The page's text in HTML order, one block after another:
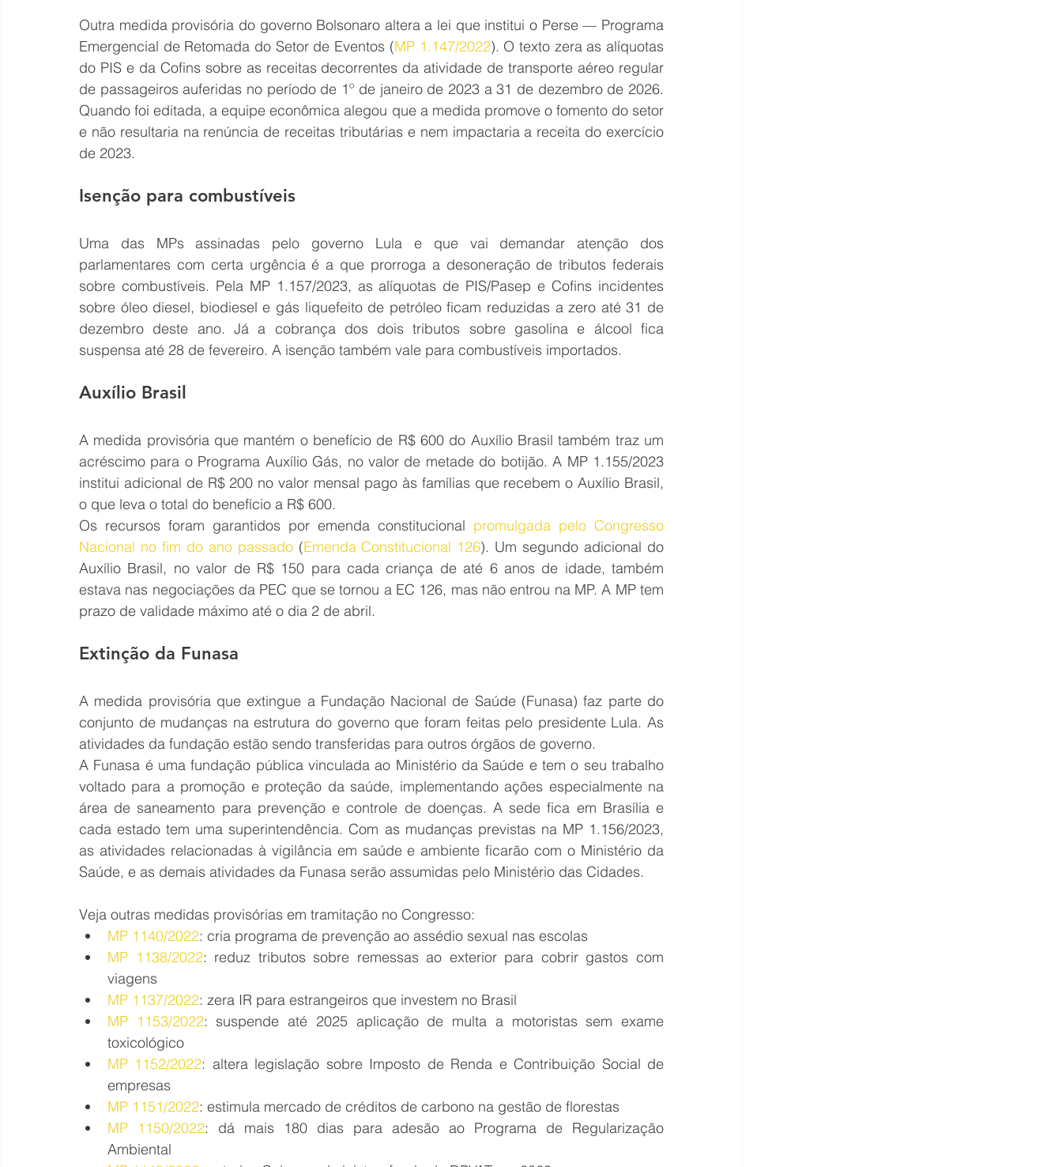
Outra medida provisória do governo Bolsonaro altera a lei que institui o Perse — Programa
Emergencial de Retomada do Setor de Eventos (MP 1.147/2022). O texto zera as alíquotas
do PIS e da Cofins sobre as receitas decorrentes da atividade de transporte aéreo regular
de passageiros auferidas no período de 1º de janeiro de 2023 a 31 de dezembro de 2026.
Quando foi editada, a equipe econômica alegou que a medida promove o fomento do setor
e não resultaria na renúncia de receitas tributárias e nem impactaria a receita do exercício
de 2023.
Isenção para combustíveis
Uma das MPs assinadas pelo governo Lula e que vai demandar atenção dos
parlamentares com certa urgência é a que prorroga a desoneração de tributos federais
sobre combustíveis. Pela MP 1.157/2023, as alíquotas de PIS/Pasep e Cofins incidentes
sobre óleo diesel, biodiesel e gás liquefeito de petróleo ficam reduzidas a zero até 31 de
dezembro deste ano. Já a cobrança dos dois tributos sobre gasolina e álcool fica
suspensa até 28 de fevereiro. A isenção também vale para combustíveis importados.
Auxílio Brasil
A medida provisória que mantém o benefício de R$ 600 do Auxílio Brasil também traz um
acréscimo para o Programa Auxílio Gás, no valor de metade do botijão. A MP 1.155/2023
institui adicional de R$ 200 no valor mensal pago às famílias que recebem o Auxílio Brasil,
o que leva o total do benefício a R$ 600.
Os recursos foram garantidos por emenda constitucional promulgada pelo Congresso
Nacional no fim do ano passado (Emenda Constitucional 126). Um segundo adicional do
Auxílio Brasil, no valor de R$ 150 para cada criança de até 6 anos de idade, também
estava nas negociações da PEC que se tornou a EC 126, mas não entrou na MP. A MP tem
prazo de validade máximo até o dia 2 de abril.
Extinção da Funasa
A medida provisória que extingue a Fundação Nacional de Saúde (Funasa) faz parte do
conjunto de mudanças na estrutura do governo que foram feitas pelo presidente Lula. As
atividades da fundação estão sendo transferidas para outros órgãos de governo.
A Funasa é uma fundação pública vinculada ao Ministério da Saúde e tem o seu trabalho
voltado para a promoção e proteção da saúde, implementando ações especialmente na
área de saneamento para prevenção e controle de doenças. A sede fica em Brasília e
cada estado tem uma superintendência. Com as mudanças previstas na MP 1.156/2023,
as atividades relacionadas à vigilância em saúde e ambiente ficarão com o Ministério da
Saúde, e as demais atividades da Funasa serão assumidas pelo Ministério das Cidades.
Veja outras medidas provisórias em tramitação no Congresso:
MP 1140/2022: cria programa de prevenção ao assédio sexual nas escolas
MP 1138/2022: reduz tributos sobre remessas ao exterior para cobrir gastos com
viagens
MP 1137/2022: zera IR para estrangeiros que investem no Brasil
MP 1153/2022: suspende até 2025 aplicação de multa a motoristas sem exame
toxicológico
MP 1152/2022: altera legislação sobre Imposto de Renda e Contribuição Social de
empresas
MP 1151/2022: estimula mercado de créditos de carbono na gestão de florestas
MP 1150/2022: dá mais 180 dias para adesão ao Programa de Regularização
Ambiental